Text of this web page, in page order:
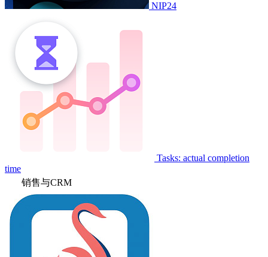
NIP24
Tasks: actual completion
time
销售与CRM